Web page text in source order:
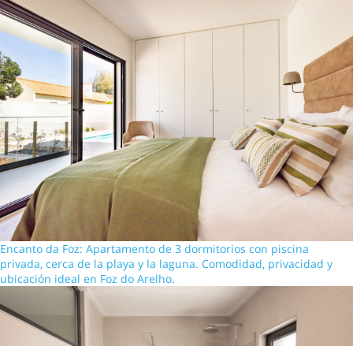
Encanto da Foz: Apartamento de 3 dormitorios con piscina
privada, cerca de la playa y la laguna. Comodidad, privacidad y
ubicación ideal en Foz do Arelho.